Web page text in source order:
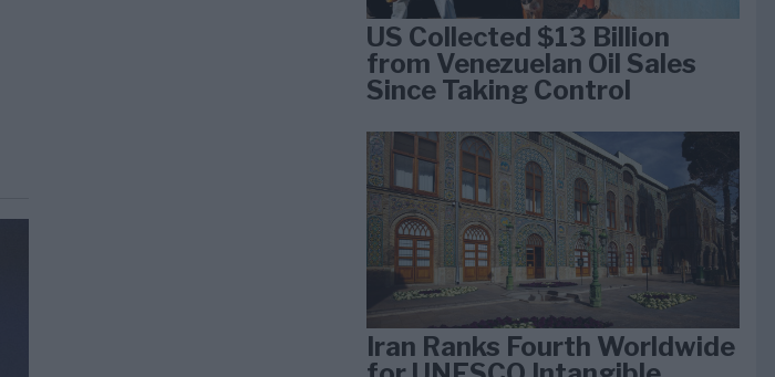
US Collected $13 Billion
from Venezuelan Oil Sales
Since Taking Control
Iran Ranks Fourth Worldwide